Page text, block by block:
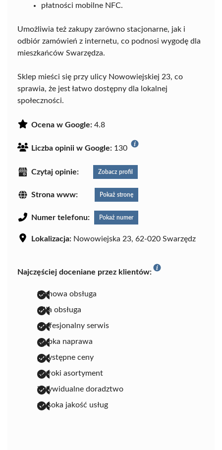
płatności mobilne NFC.
Umożliwia też zakupy zarówno stacjonarne, jak i
odbiór zamówień z internetu, co podnosi wygodę dla
mieszkańców Swarzędza.
Sklep mieści się przy ulicy Nowowiejskiej 23, co
sprawia, że jest łatwo dostępny dla lokalnej
społeczności.
Ocena w Google: 4.8
Liczba opinii w Google: 130
Czytaj opinie: Zobacz profil
Strona www: Pokaż stronę
Numer telefonu: Pokaż numer
Lokalizacja: Nowowiejska 23, 62-020 Swarzędz
Najczęściej doceniane przez klientów:
fachowa obsługa
miła obsługa
profesjonalny serwis
szybka naprawa
przystępne ceny
szeroki asortyment
indywidualne doradztwo
wysoka jakość usług